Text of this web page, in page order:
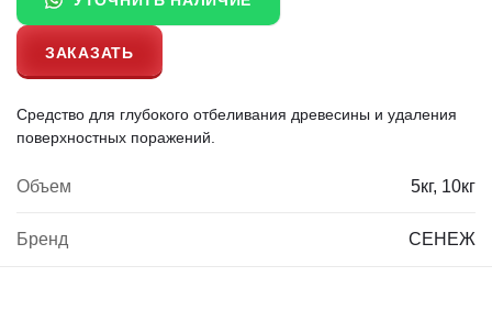
ЗАКАЗАТЬ
Средство для глубокого отбеливания древесины и удаления
поверхностных поражений.
Объем 5кг, 10кг
Бренд СЕНЕЖ